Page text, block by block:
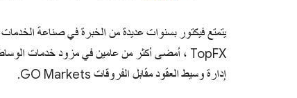
يتمتع فيكتور بسنوات عديدة من الخبرة في صناعة
إدارة وسيط العقود مقابل الفروقات GO Markets.